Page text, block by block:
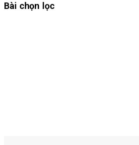
Bài chọn lọc